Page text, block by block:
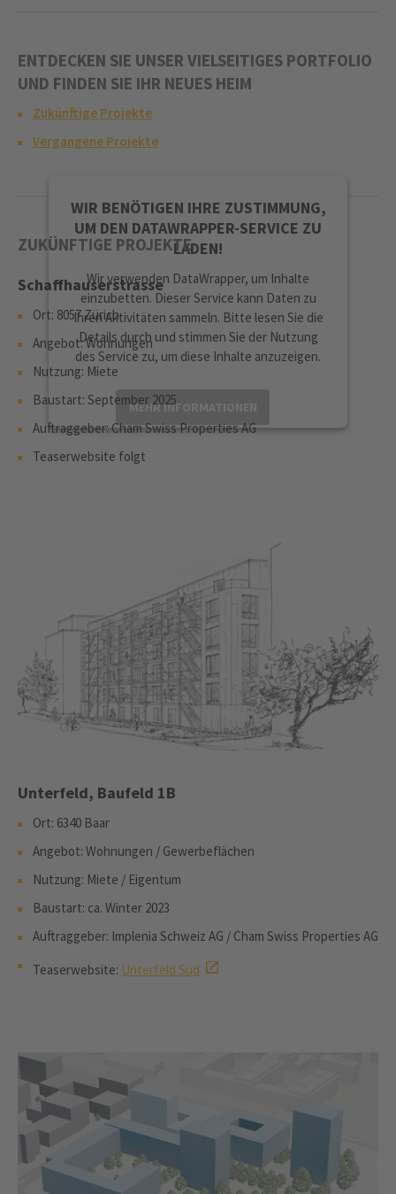
ENTDECKEN SIE UNSER VIELSEITIGES PORTFOLIO
UND FINDEN SIE IHR NEUES HEIM
Zukünftige Projekte
Vergangene Projekte
WIR BENÖTIGEN IHRE ZUSTIMMUNG,
UM DEN DATAWRAPPER-SERVICE ZU
LADEN!
Wir verwenden DataWrapper, um Inhalte
einzubetten. Dieser Service kann Daten zu
Ihren Aktivitäten sammeln. Bitte lesen Sie die
Details durch und stimmen Sie der Nutzung
des Service zu, um diese Inhalte anzuzeigen.
MEHR INFORMATIONEN
ZUKÜNFTIGE PROJEKTE
Schaffhauserstrasse
Ort: 8057 Zürich
Angebot: Wohnungen
Nutzung: Miete
Baustart: September 2025
Auftraggeber: Cham Swiss Properties AG
Teaserwebsite folgt
Unterfeld, Baufeld 1B
Ort: 6340 Baar
Angebot: Wohnungen / Gewerbeflächen
Nutzung: Miete / Eigentum
Baustart: ca. Winter 2023
Auftraggeber: Implenia Schweiz AG / Cham Swiss Properties AG
Teaserwebsite: Unterfeld Süd